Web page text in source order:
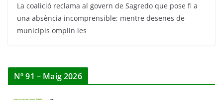
La coalició reclama al govern de Sagredo que pose fi a
una absència incomprensible; mentre desenes de
municipis omplin les
Nº 91 – Maig 2026